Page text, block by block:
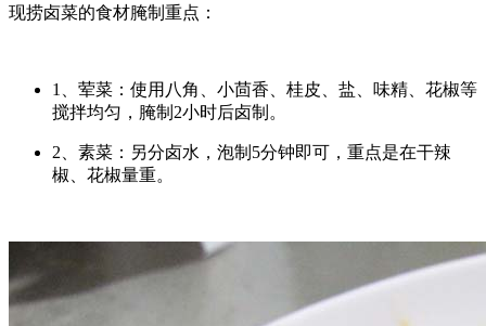
现捞卤菜的食材腌制重点：
1、荤菜：使用八角、小茴香、桂皮、盐、味精、花椒等
搅拌均匀，腌制2小时后卤制。
2、素菜：另分卤水，泡制5分钟即可，重点是在干辣
椒、花椒量重。